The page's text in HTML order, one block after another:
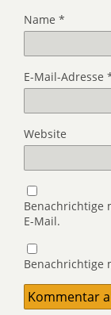
Name *
E-Mail-Adresse
Website
Benachrichtige
E-Mail.
Benachrichtige